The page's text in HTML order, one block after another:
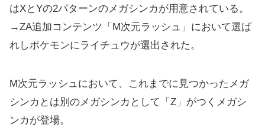
はXとYの2パターンのメガシンカが用意されている。
→ZA追加コンテンツ「M次元ラッシュ」において選ば
れしポケモンにライチュウが選出された。
M次元ラッシュにおいて、これまでに見つかったメガ
シンカとは別のメガシンカとして「Z」がつくメガシ
ンカが登場。